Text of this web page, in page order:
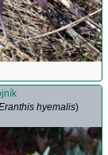
hyemalis)